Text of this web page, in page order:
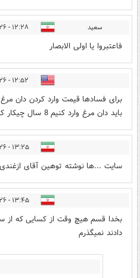
سعید ۱۲:۲۸ - ۱۳۹۹/۰۷/۲۶
فاعتبروا یا اولی الابصار
۱۲:۵۲ - ۱۳۹۹/۰۷/۲۶
برای فسادها قیمت وارد کردن دان
باید دان مرغ وارد کنیم 8 سال چیکار کردید بخدا
۱۳:۲۵ - ۱۳۹۹/۰۷/۲۶
سایت ...ها نوشته توهین آقای
۱۳:۴۵ - ۱۳۹۹/۰۷/۲۶
بخدا قسم هیچ وقت از کسایی که از
دادند نمیگذرم